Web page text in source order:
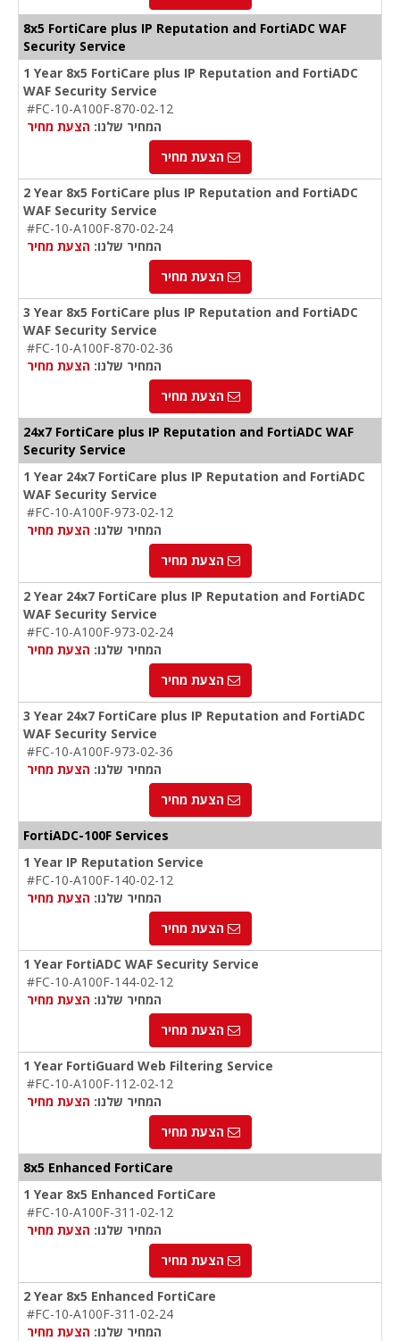
8x5 FortiCare plus IP Reputation and FortiADC WAF
Security Service
1 Year 8x5 FortiCare plus IP Reputation and FortiADC
WAF Security Service
#FC-10-A100F-870-02-12
המחיר שלנו: הצעת מחיר
הצעת מחיר
2 Year 8x5 FortiCare plus IP Reputation and FortiADC
WAF Security Service
#FC-10-A100F-870-02-24
המחיר שלנו: הצעת מחיר
הצעת מחיר
3 Year 8x5 FortiCare plus IP Reputation and FortiADC
WAF Security Service
#FC-10-A100F-870-02-36
המחיר שלנו: הצעת מחיר
הצעת מחיר
24x7 FortiCare plus IP Reputation and FortiADC WAF
Security Service
1 Year 24x7 FortiCare plus IP Reputation and FortiADC
WAF Security Service
#FC-10-A100F-973-02-12
המחיר שלנו: הצעת מחיר
הצעת מחיר
2 Year 24x7 FortiCare plus IP Reputation and FortiADC
WAF Security Service
#FC-10-A100F-973-02-24
המחיר שלנו: הצעת מחיר
הצעת מחיר
3 Year 24x7 FortiCare plus IP Reputation and FortiADC
WAF Security Service
#FC-10-A100F-973-02-36
המחיר שלנו: הצעת מחיר
הצעת מחיר
FortiADC-100F Services
1 Year IP Reputation Service
#FC-10-A100F-140-02-12
המחיר שלנו: הצעת מחיר
הצעת מחיר
1 Year FortiADC WAF Security Service
#FC-10-A100F-144-02-12
המחיר שלנו: הצעת מחיר
הצעת מחיר
1 Year FortiGuard Web Filtering Service
#FC-10-A100F-112-02-12
המחיר שלנו: הצעת מחיר
הצעת מחיר
8x5 Enhanced FortiCare
1 Year 8x5 Enhanced FortiCare
#FC-10-A100F-311-02-12
המחיר שלנו: הצעת מחיר
הצעת מחיר
2 Year 8x5 Enhanced FortiCare
#FC-10-A100F-311-02-24
המחיר שלנו: הצעת מחיר